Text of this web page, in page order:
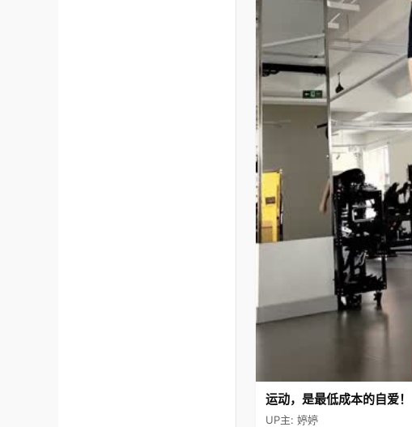
运动，是最低成本的自爱！
UP主: 婷婷